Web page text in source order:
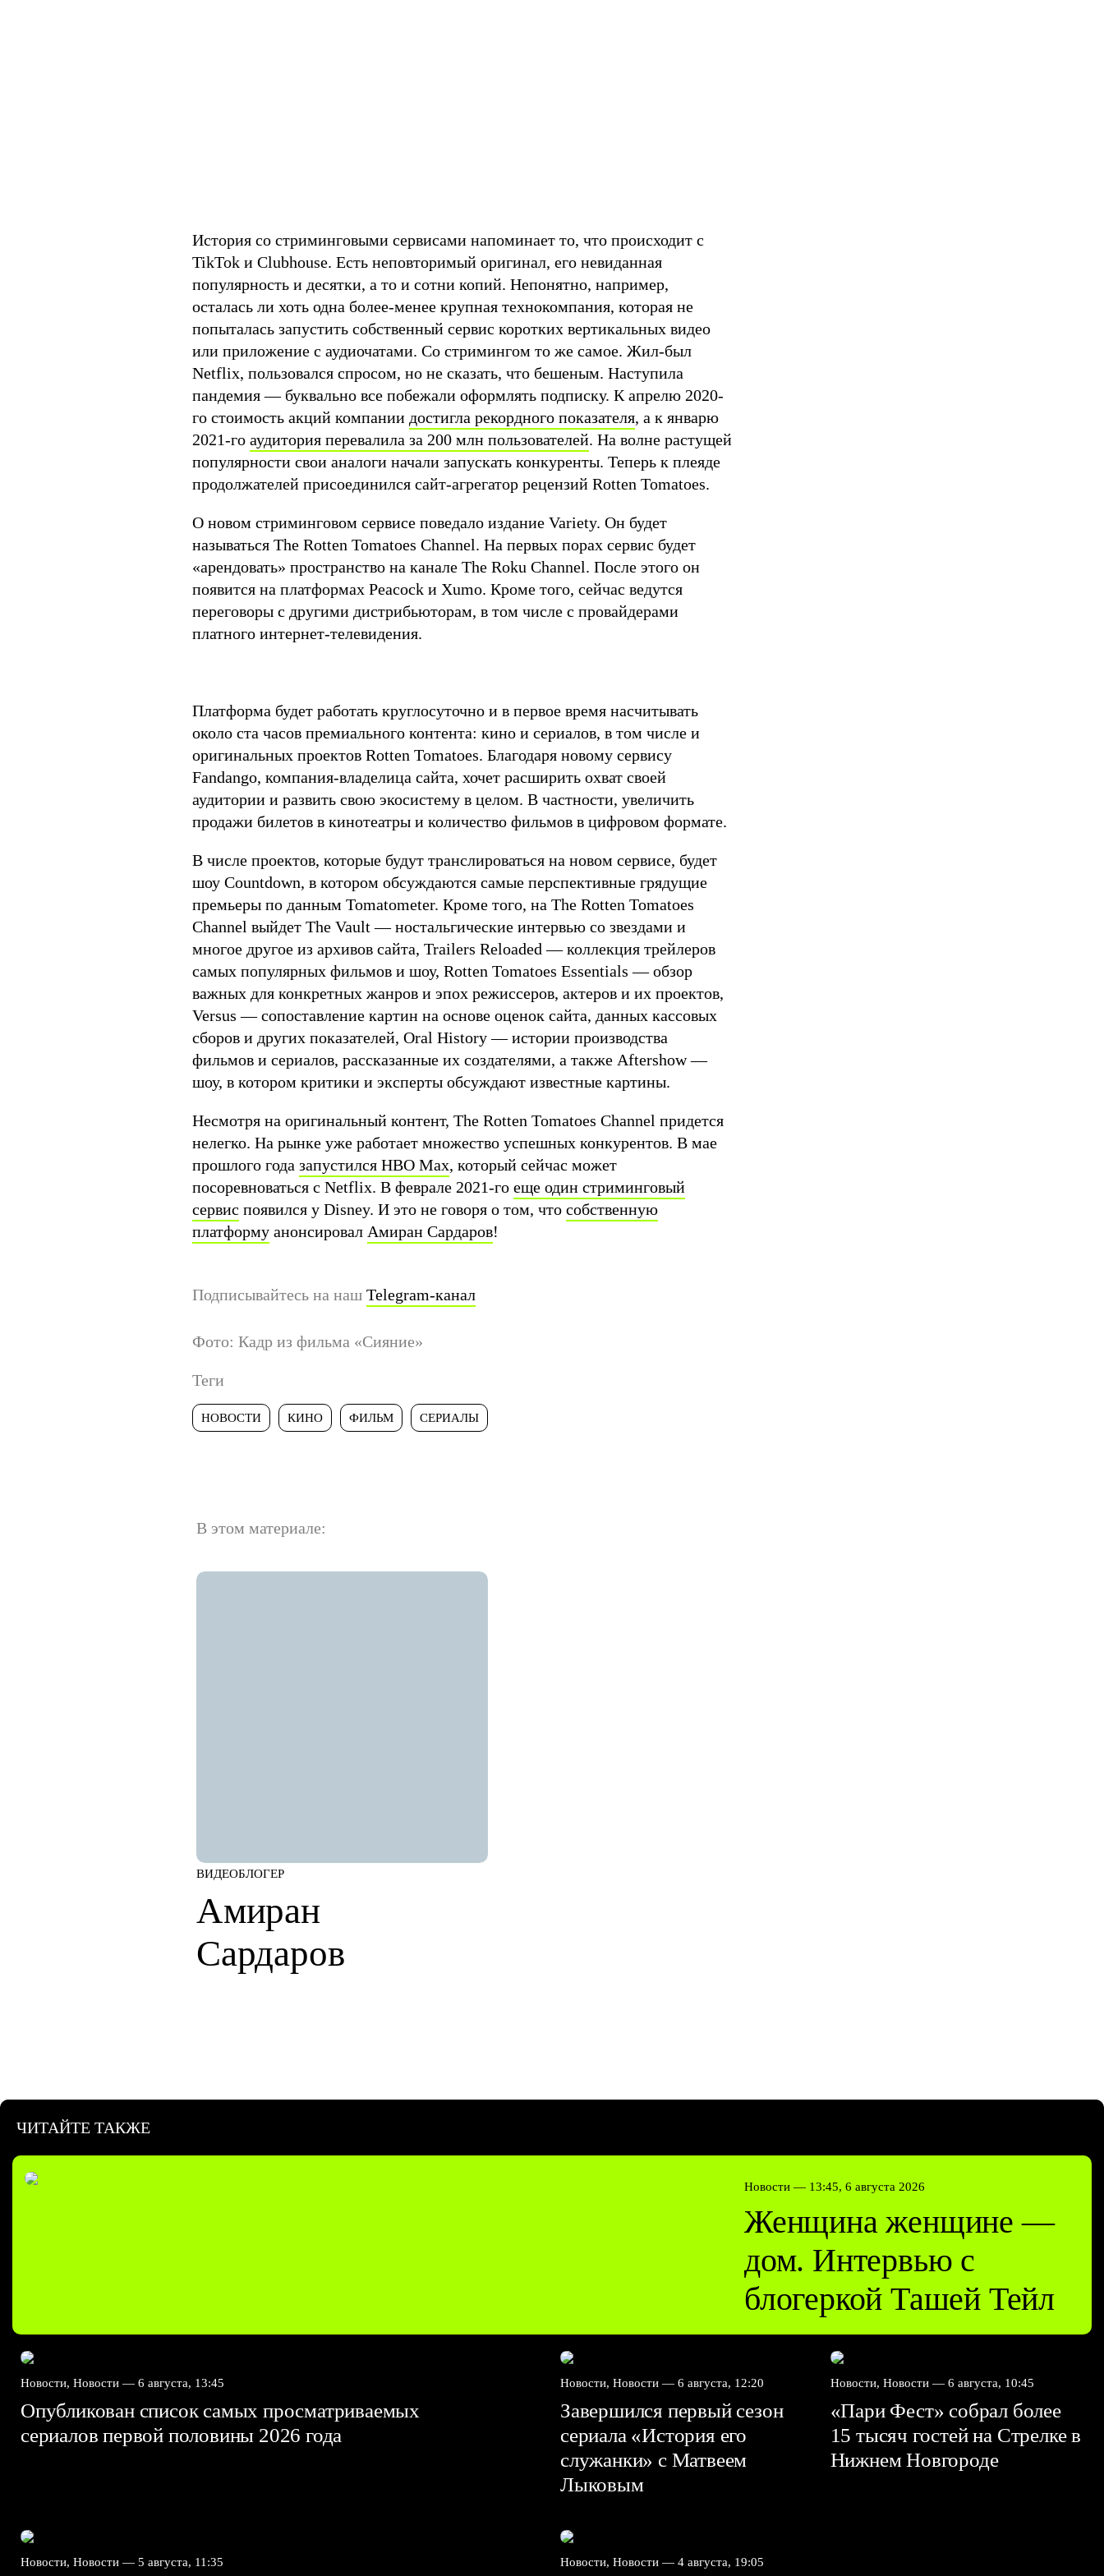
История со стриминговыми сервисами напоминает то, что происходит с
TikTok и Clubhouse. Есть неповторимый оригинал, его невиданная
популярность и десятки, а то и сотни копий. Непонятно, например,
осталась ли хоть одна более-менее крупная технокомпания, которая не
попыталась запустить собственный сервис коротких вертикальных видео
или приложение с аудиочатами. Со стримингом то же самое. Жил-был
Netflix, пользовался спросом, но не сказать, что бешеным. Наступила
пандемия — буквально все побежали оформлять подписку. К апрелю 2020-
го стоимость акций компании достигла рекордного показателя, а к январю
2021-го аудитория перевалила за 200 млн пользователей. На волне растущей
популярности свои аналоги начали запускать конкуренты. Теперь к плеяде
продолжателей присоединился сайт-агрегатор рецензий Rotten Tomatoes.
О новом стриминговом сервисе поведало издание Variety. Он будет
называться The Rotten Tomatoes Channel. На первых порах сервис будет
«арендовать» пространство на канале The Roku Channel. После этого он
появится на платформах Peacock и Xumo. Кроме того, сейчас ведутся
переговоры с другими дистрибьюторам, в том числе с провайдерами
платного интернет-телевидения.
Платформа будет работать круглосуточно и в первое время насчитывать
около ста часов премиального контента: кино и сериалов, в том числе и
оригинальных проектов Rotten Tomatoes. Благодаря новому сервису
Fandango, компания-владелица сайта, хочет расширить охват своей
аудитории и развить свою экосистему в целом. В частности, увеличить
продажи билетов в кинотеатры и количество фильмов в цифровом формате.
В числе проектов, которые будут транслироваться на новом сервисе, будет
шоу Countdown, в котором обсуждаются самые перспективные грядущие
премьеры по данным Tomatometer. Кроме того, на The Rotten Tomatoes
Channel выйдет The Vault — ностальгические интервью со звездами и
многое другое из архивов сайта, Trailers Reloaded — коллекция трейлеров
самых популярных фильмов и шоу, Rotten Tomatoes Essentials — обзор
важных для конкретных жанров и эпох режиссеров, актеров и их проектов,
Versus — сопоставление картин на основе оценок сайта, данных кассовых
сборов и других показателей, Oral History — истории производства
фильмов и сериалов, рассказанные их создателями, а также Aftershow —
шоу, в котором критики и эксперты обсуждают известные картины.
Несмотря на оригинальный контент, The Rotten Tomatoes Channel придется
нелегко. На рынке уже работает множество успешных конкурентов. В мае
прошлого года запустился HBO Max, который сейчас может
посоревноваться с Netflix. В феврале 2021-го еще один стриминговый
сервис появился у Disney. И это не говоря о том, что собственную
платформу анонсировал Амиран Сардаров!
Подписывайтесь на наш Telegram-канал
Фото: Кадр из фильма «Сияние»
Теги
НОВОСТИ КИНО ФИЛЬМ СЕРИАЛЫ
В этом материале:
ВИДЕОБЛОГЕР
Амиран
Сардаров
ЧИТАЙТЕ ТАКЖЕ
Новости — 13:45, 6 августа 2026
Женщина женщине —
дом. Интервью с
блогеркой Ташей Тейл
Новости, Новости — 6 августа, 13:45
Опубликован список самых просматриваемых
сериалов первой половины 2026 года
Новости, Новости — 6 августа, 12:20
Завершился первый сезон
сериала «История его
служанки» с Матвеем
Лыковым
Новости, Новости — 6 августа, 10:45
«Пари Фест» собрал более
15 тысяч гостей на Стрелке в
Нижнем Новгороде
Новости, Новости — 5 августа, 11:35 Новости, Новости — 4 августа, 19:05